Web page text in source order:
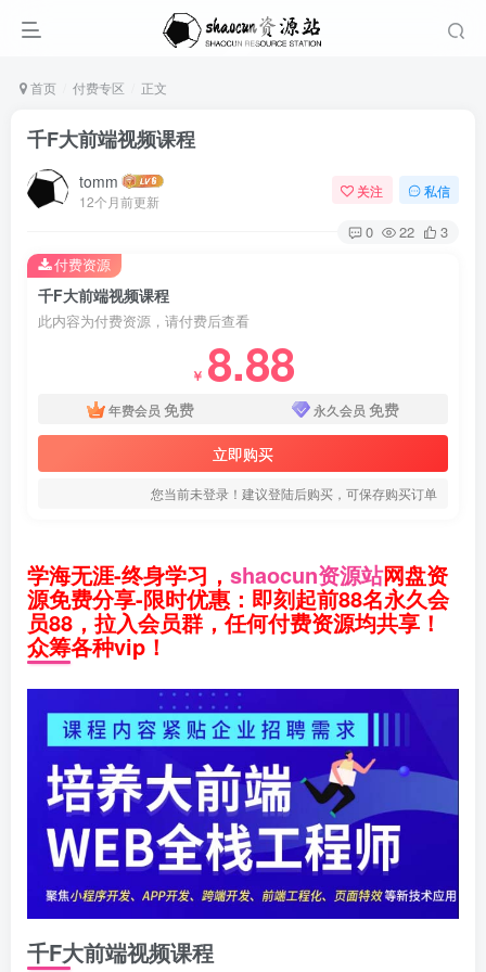
首页 付费专区 正文
千F大前端视频课程
tomm
12个月前更新
关注 私信
0 22 3
千F大前端视频课程
此内容为付费资源，请付费后查看
￥ 8.88
年费会员 免费 永久会员 免费
立即购买
您当前未登录！建议登陆后购买，可保存购买订单
付费资源
学海无涯-终身学习， shaocun资源站网盘资
源免费分享-限时优惠：即刻起前88名永久会
员88，拉入会员群，任何付费资源均共享！
众筹各种vip！
千F大前端视频课程